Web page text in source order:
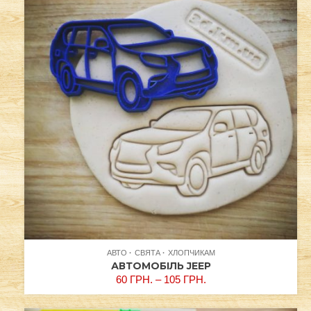
АВТО СВЯТА ХЛОПЧИКАМ
АВТОМОБІЛЬ JEEP
60 ГРН. – 105 ГРН.